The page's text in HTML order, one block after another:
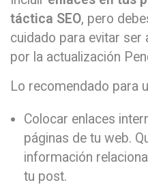
táctica SEO, pero
cuidado para evitar ser
por la actualización
Lo recomendado para
Colocar enlaces
páginas de tu web.
información
tu post.